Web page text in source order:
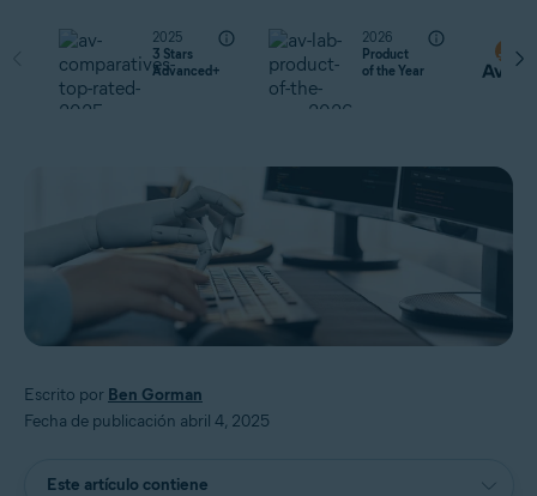
2025
3 Stars
Advanced+
2026
Product
of the Year
Escrito por Ben Gorman
Fecha de publicación abril 4, 2025
Este artículo contiene